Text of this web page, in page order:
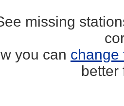
missing
you can change
better